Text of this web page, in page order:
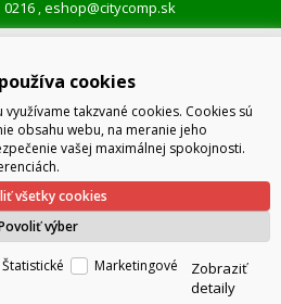
,eshop@citycomp.sk
cookies
takzvané cookies. Cookies sú
obsahu webu, na meranie jeho
vašej maximálnej spokojnosti.
Povoliť výber
všetky cookies
Štatistické
Marketingové
Zobraziť
detaily